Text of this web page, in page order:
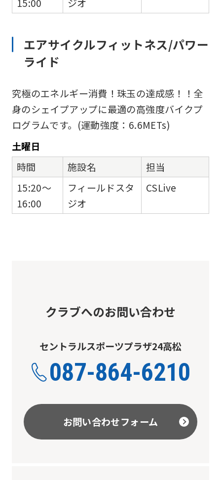
15:00
ジオ
エアサイクルフィットネス/パワー
ライド
究極のエネルギー消費！珠玉の達成感！！全
身のシェイプアップに最適の高強度バイクプ
ログラムです。(運動強度：6.6METs)
土曜日
時間
15:20～
16:00
施設名
フィールドスタ
ジオ
担当
CSLive
クラブへのお問い合わせ
セントラルスポーツプラザ24高松
087-864-6210
お問い合わせフォーム